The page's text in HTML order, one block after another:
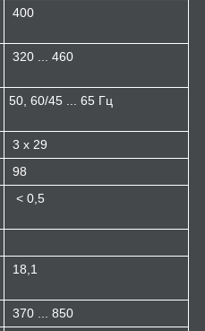
400
320 ... 460
50, 60/45 ... 65 Гц
3 х 29
98
< 0,5
18,1
370 ... 850